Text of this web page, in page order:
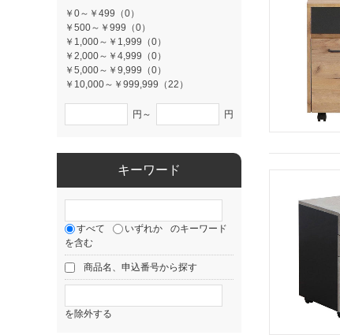
￥0～￥499（0）
￥500～￥999（0）
￥1,000～￥1,999（0）
￥2,000～￥4,999（0）
￥5,000～￥9,999（0）
￥10,000～￥999,999（22）
円～ 円
キーワード
すべて いずれか
のキーワード
を含む
商品名、申込番号から探す
を除外する